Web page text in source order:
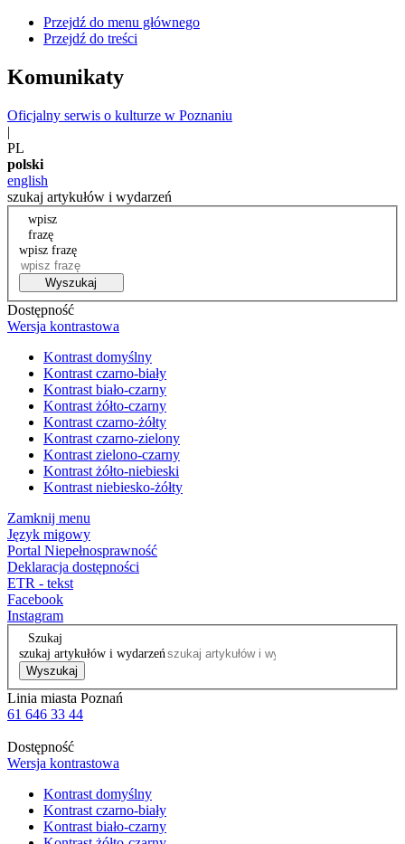
Przejdź do menu głównego
Przejdź do treści
Komunikaty
Oficjalny serwis o kulturze w Poznaniu
|
PL
polski
english
szukaj artykułów i wydarzeń
wpisz
frazę
wpisz frazę
Wyszukaj
Dostępność
Wersja kontrastowa
Kontrast domyślny
Kontrast czarno-biały
Kontrast biało-czarny
Kontrast żółto-czarny
Kontrast czarno-żółty
Kontrast czarno-zielony
Kontrast zielono-czarny
Kontrast żółto-niebieski
Kontrast niebiesko-żółty
Zamknij menu
Język migowy
Portal Niepełnosprawność
Deklaracja dostępności
ETR - tekst
Facebook
Instagram
Szukaj
szukaj artykułów i wydarzeń
Wyszukaj
Linia miasta Poznań
61 646 33 44
Dostępność
Wersja kontrastowa
Kontrast domyślny
Kontrast czarno-biały
Kontrast biało-czarny